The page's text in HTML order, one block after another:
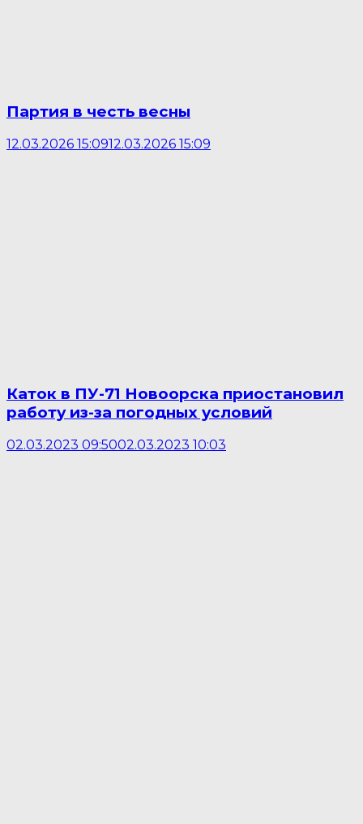
Партия в честь весны
12.03.2026 15:0912.03.2026 15:09
Каток в ПУ-71 Новоорска приостановил
работу из-за погодных условий
02.03.2023 09:5002.03.2023 10:03